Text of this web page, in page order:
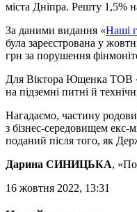
міста Дніпра. Решту 1,5%
За даними видання «Наші
була зареєстрована у
грн за порушення
Для Віктора Ющенка ТОВ
на підземні питні й
Нагадаємо, частину
з бізнес-середовищем
поданий після того, як
Дарина СИНИЦЬКА,
16 жовтня 2022, 13:31